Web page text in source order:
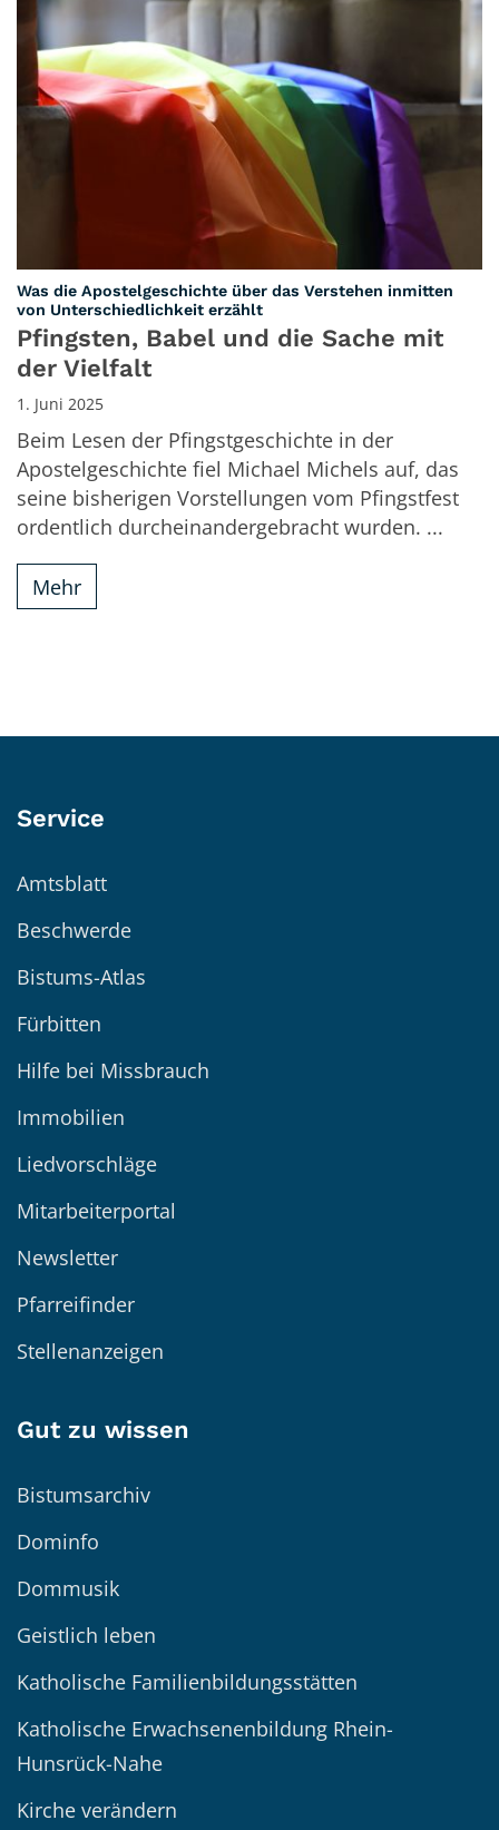
Was die Apostelgeschichte über das Verstehen inmitten
von Unterschiedlichkeit erzählt:
Pfingsten, Babel und die Sache mit
der Vielfalt
1. Juni 2025
Beim Lesen der Pfingstgeschichte in der
Apostelgeschichte fiel Michael Michels auf, das
seine bisherigen Vorstellungen vom Pfingstfest
ordentlich durcheinandergebracht wurden. ...
Mehr
Service
Amtsblatt
Beschwerde
Bistums-Atlas
Fürbitten
Hilfe bei Missbrauch
Immobilien
Liedvorschläge
Mitarbeiterportal
Newsletter
Pfarreifinder
Stellenanzeigen
Gut zu wissen
Bistumsarchiv
Dominfo
Dommusik
Geistlich leben
Katholische Familienbildungsstätten
Katholische Erwachsenenbildung Rhein-
Hunsrück-Nahe
Kirche verändern